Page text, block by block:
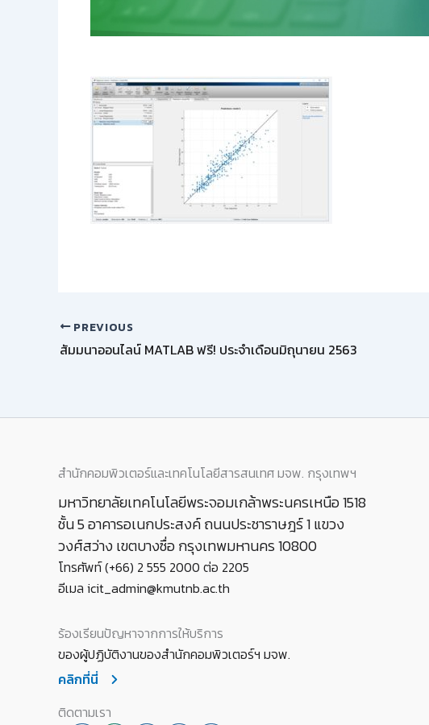
PREVIOUS
สัมมนาออนไลน์ MATLAB ฟรี! ประจำเดือนมิถุนายน 2563
สำนักคอมพิวเตอร์และเทคโนโลยีสารสนเทศ มจพ. กรุงเทพฯ
มหาวิทยาลัยเทคโนโลยีพระจอมเกล้าพระนครเหนือ 1518
ชั้น 5 อาคารอเนกประสงค์ ถนนประชาราษฎร์ 1 แขวง
วงศ์สว่าง เขตบางซื่อ กรุงเทพมหานคร 10800
โทรศัพท์ (+66) 2 555 2000 ต่อ 2205
อีเมล icit_admin@kmutnb.ac.th
ร้องเรียนปัญหาจากการให้บริการ
ของผู้ปฏิบัติงานของสำนักคอมพิวเตอร์ฯ มจพ.
คลิกที่นี่
ติดตามเรา